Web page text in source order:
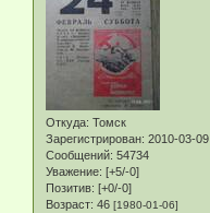
Откуда: Томск
Зарегистрирован: 2010-03-09
Сообщений: 54734
Уважение: [+5/-0]
Позитив: [+0/-0]
Возраст: 46 [1980-01-06]